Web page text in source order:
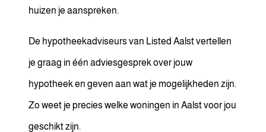
huizen je aanspreken.
De hypotheekadviseurs van Listed Aalst vertellen
je graag in één adviesgesprek over jouw
hypotheek en geven aan wat je mogelijkheden zijn.
Zo weet je precies welke woningen in Aalst voor jou
geschikt zijn.